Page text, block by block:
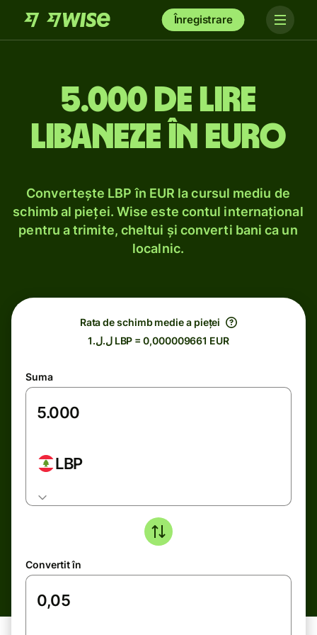
Înregistrare
5.000 de lire
libaneze în euro
Convertește LBP în EUR la cursul mediu de
schimb al pieței. Wise este contul internațional
pentru a trimite, cheltui și converti bani ca un
localnic.
Rata de schimb medie a pieței
ل.ل.1 LBP = 0,000009661 EUR
Suma
LBP
Convertit în